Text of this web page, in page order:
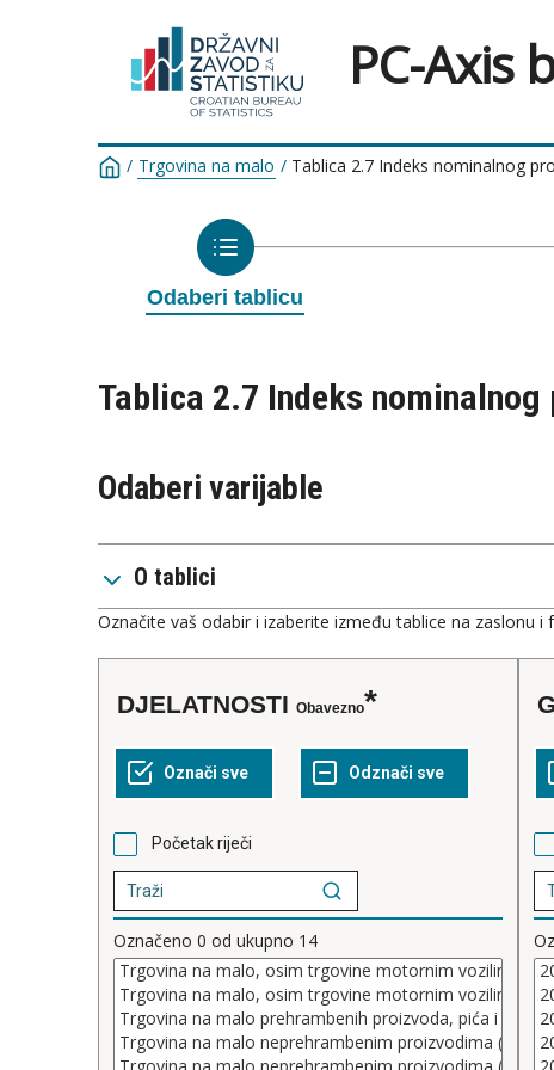
PC-Axis
/ Trgovina na malo / Tablica 2.7 Indeks nominalnog
Odaberi tablicu
Tablica 2.7 Indeks
Odaberi varijable
O tablici
Označite vaš odabir i izaberite između tablice na zaslonu i
DJELATNOSTI Obavezno
Početak riječi
Označeno 0 od ukupno 14